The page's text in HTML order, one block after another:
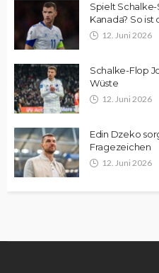
Spielt
Kanada? So ist
12. Juni 2026
Schalke-Flop
Wüste
12. Juni 2026
Edin Dzeko
Fragezeichen
12. Juni 2026